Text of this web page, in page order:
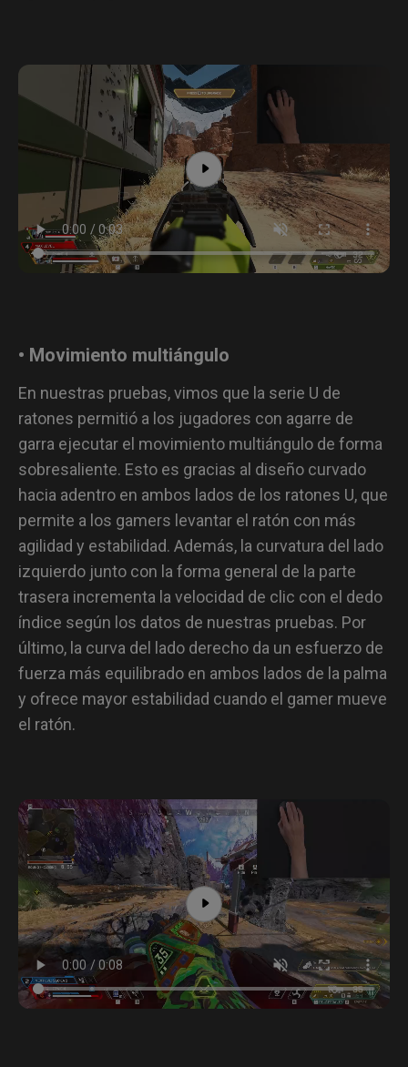
• Movimiento multiángulo
En nuestras pruebas, vimos que la serie U de
ratones permitió a los jugadores con agarre de
garra ejecutar el movimiento multiángulo de forma
sobresaliente. Esto es gracias al diseño curvado
hacia adentro en ambos lados de los ratones U, que
permite a los gamers levantar el ratón con más
agilidad y estabilidad. Además, la curvatura del lado
izquierdo junto con la forma general de la parte
trasera incrementa la velocidad de clic con el dedo
índice según los datos de nuestras pruebas. Por
último, la curva del lado derecho da un esfuerzo de
fuerza más equilibrado en ambos lados de la palma
y ofrece mayor estabilidad cuando el gamer mueve
el ratón.